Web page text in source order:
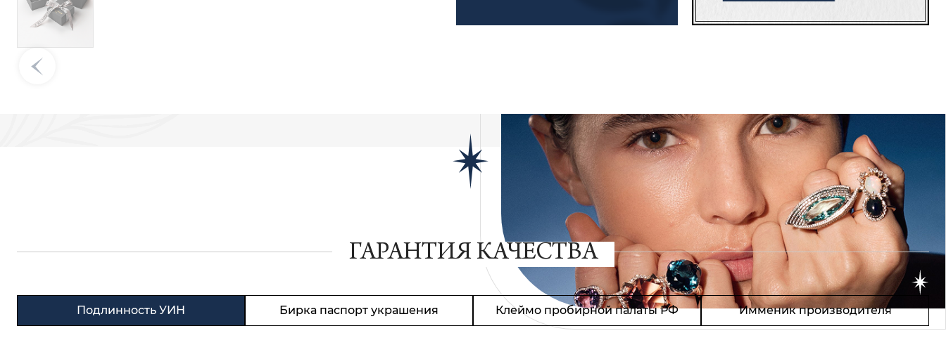
ГАРАНТИЯ КАЧЕСТВА
Подлинность УИН Бирка паспорт украшения Клеймо пробирной палаты РФ Имменик производителя